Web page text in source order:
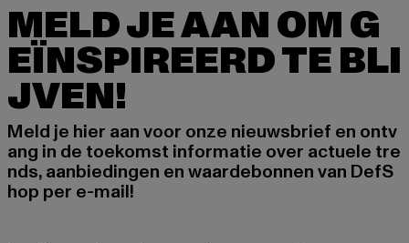
MELD JE AAN OM G
EÏNSPIREERD TE BLI
JVEN!
Meld je hier aan voor onze nieuwsbrief en ontv
ang in de toekomst informatie over actuele tre
nds, aanbiedingen en waardebonnen van DefS
hop per e-mail!